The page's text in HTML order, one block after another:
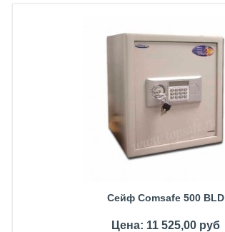
Сейф Comsafe 500 BLD
Цена: 11 525,00 руб